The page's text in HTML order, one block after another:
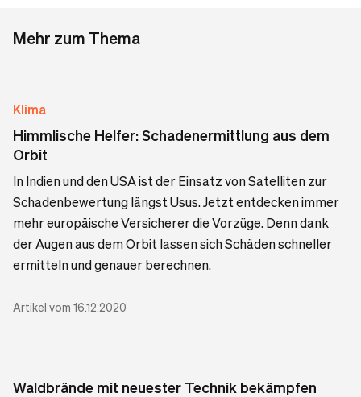
Mehr zum Thema
Klima
Himmlische Helfer: Schadenermittlung aus dem
Orbit
In Indien und den USA ist der Einsatz von Satelliten zur
Schadenbewertung längst Usus. Jetzt entdecken immer
mehr europäische Versicherer die Vorzüge. Denn dank
der Augen aus dem Orbit lassen sich Schäden schneller
ermitteln und genauer berechnen.
Artikel vom 16.12.2020
Waldbrände mit neuester Technik bekämpfen